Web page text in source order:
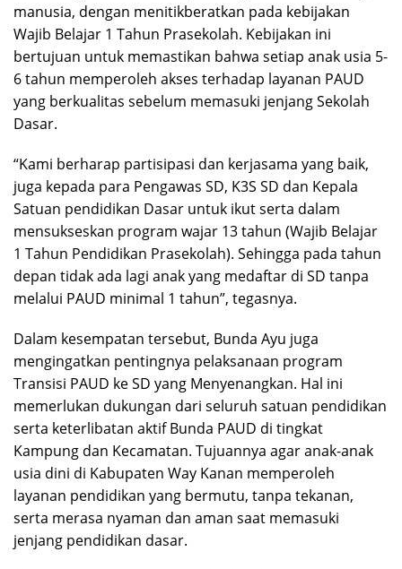
manusia, dengan menitikberatkan pada kebijakan
Wajib Belajar 1 Tahun Prasekolah. Kebijakan ini
bertujuan untuk memastikan bahwa setiap anak usia 5-
6 tahun memperoleh akses terhadap layanan PAUD
yang berkualitas sebelum memasuki jenjang Sekolah
Dasar.
“Kami berharap partisipasi dan kerjasama yang baik,
juga kepada para Pengawas SD, K3S SD dan Kepala
Satuan pendidikan Dasar untuk ikut serta dalam
mensukseskan program wajar 13 tahun (Wajib Belajar
1 Tahun Pendidikan Prasekolah). Sehingga pada tahun
depan tidak ada lagi anak yang medaftar di SD tanpa
melalui PAUD minimal 1 tahun”, tegasnya.
Dalam kesempatan tersebut, Bunda Ayu juga
mengingatkan pentingnya pelaksanaan program
Transisi PAUD ke SD yang Menyenangkan. Hal ini
memerlukan dukungan dari seluruh satuan pendidikan
serta keterlibatan aktif Bunda PAUD di tingkat
Kampung dan Kecamatan. Tujuannya agar anak-anak
usia dini di Kabupaten Way Kanan memperoleh
layanan pendidikan yang bermutu, tanpa tekanan,
serta merasa nyaman dan aman saat memasuki
jenjang pendidikan dasar.